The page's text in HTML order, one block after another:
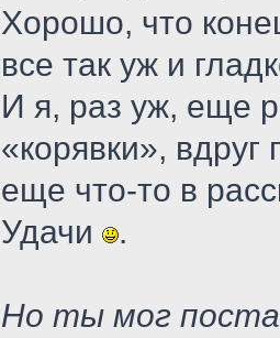
Хорошо, что
все так уж и
И я, раз уж, еще
«корявки», вдруг
еще что-то в
Удачи
.
Но ты мог